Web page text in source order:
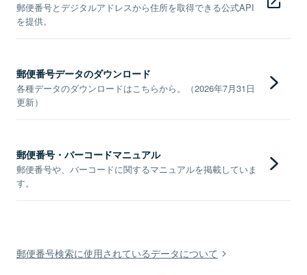
郵便番号とデジタルアドレスから住所を取得できる公式API
を提供。
郵便番号データのダウンロード
各種データのダウンロードはこちらから。（2026年7月31日
更新）
郵便番号・バーコードマニュアル
郵便番号や、バーコードに関するマニュアルを掲載していま
す。
郵便番号検索に使用されているデータについて